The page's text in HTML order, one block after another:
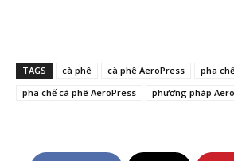
TAGS cà phê cà phê AeroPress
pha
pha chế cà phê AeroPress
phương pháp